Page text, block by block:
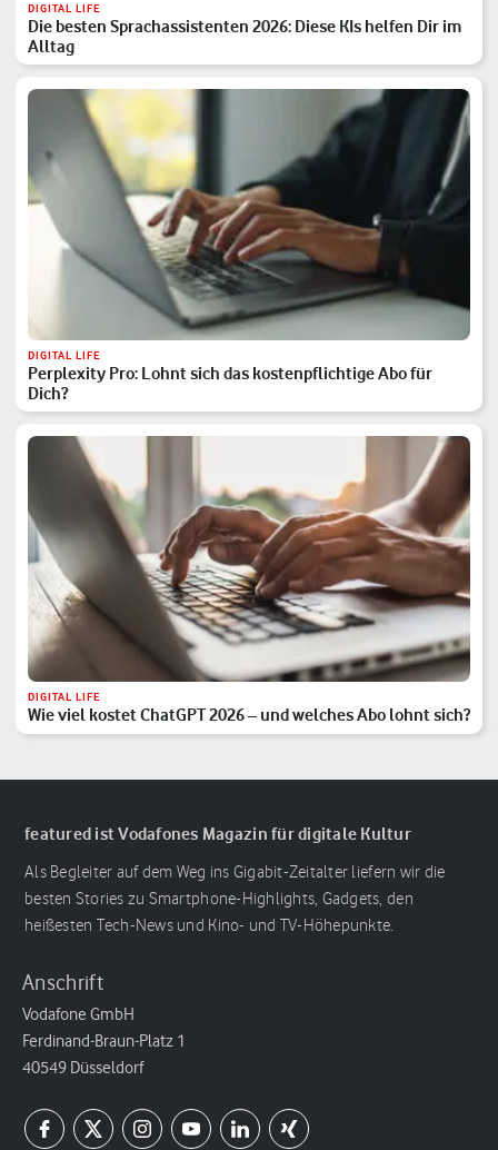
DIGITAL LIFE
Die besten Sprachassistenten 2026: Diese KIs helfen Dir im
Alltag
DIGITAL LIFE
Perplexity Pro: Lohnt sich das kostenpflichtige Abo für
Dich?
DIGITAL LIFE
Wie viel kostet ChatGPT 2026 – und welches Abo lohnt sich?
featured ist Vodafones Magazin für digitale Kultur
Als Begleiter auf dem Weg ins Gigabit-Zeitalter liefern wir die
besten Stories zu Smartphone-Highlights, Gadgets, den
heißesten Tech-News und Kino- und TV-Höhepunkte.
Anschrift
Vodafone GmbH
Ferdinand-Braun-Platz 1
40549 Düsseldorf